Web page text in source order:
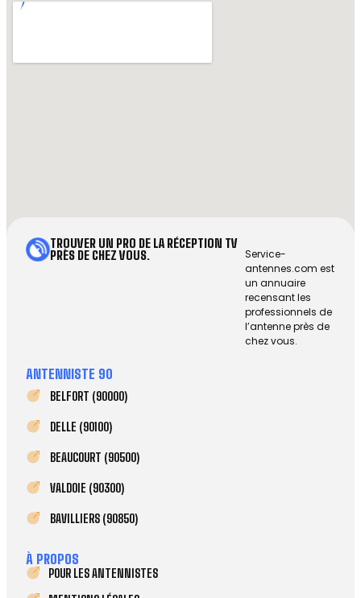
TROUVER UN PRO DE LA RÉCEPTION TV
PRÈS DE CHEZ VOUS.
Service-
antennes.com est
un annuaire
recensant les
professionnels de
l’antenne près de
chez vous.
ANTENNISTE 90
BELFORT (90000)
DELLE (90100)
BEAUCOURT (90500)
VALDOIE (90300)
BAVILLIERS (90850)
À PROPOS
POUR LES ANTENNISTES